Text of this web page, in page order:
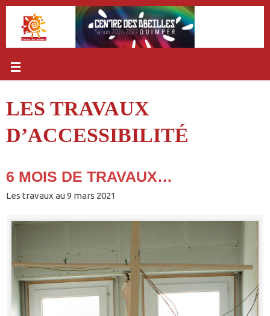
Passer
contenu
LES TRAVAUX
D’ACCESSIBILITÉ
6 MOIS DE TRAVAUX…
Les travaux au 9 mars 2021